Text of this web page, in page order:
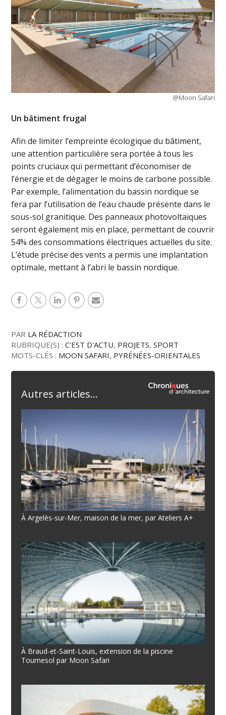
@Moon Safari
Un bâtiment frugal
Afin de limiter l’empreinte écologique du bâtiment,
une attention particulière sera portée à tous les
points cruciaux qui permettant d’économiser de
l’énergie et de dégager le moins de carbone possible.
Par exemple, l’alimentation du bassin nordique se
fera par l’utilisation de l’eau chaude présente dans le
sous-sol granitique. Des panneaux photovoltaïques
seront également mis en place, permettant de couvrir
54% des consommations électriques actuelles du site.
L’étude précise des vents a permis une implantation
optimale, mettant à l’abri le bassin nordique.
PAR LA RÉDACTION
RUBRIQUE(S) :C'EST D'ACTU, PROJETS,SPORT
MOTS-CLÉS : MOON SAFARI, PYRÉNÉES-ORIENTALES
Autres articles...
À Argelès-sur-Mer, maison de la mer, par Ateliers A+
À Braud-et-Saint-Louis, extension de la piscine
Tournesol par Moon Safari